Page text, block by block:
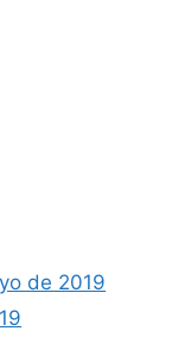
de 2019